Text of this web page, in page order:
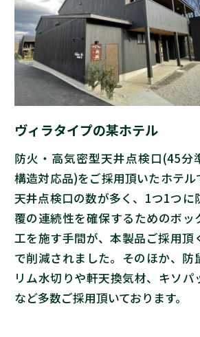
ヴィラタイプの某ホテル
防火・高気密型天井点検口(45分
構造対応品)をご採用頂いたホテル
天井点検口の数が多く、1つ1つに
覆の連続性を確保するためのボッ
工を施す手間が、本製品ご採用頂
で削減されました。そのほか、防
リム水切りや軒天換気材、キソパ
など多数ご採用頂いております。